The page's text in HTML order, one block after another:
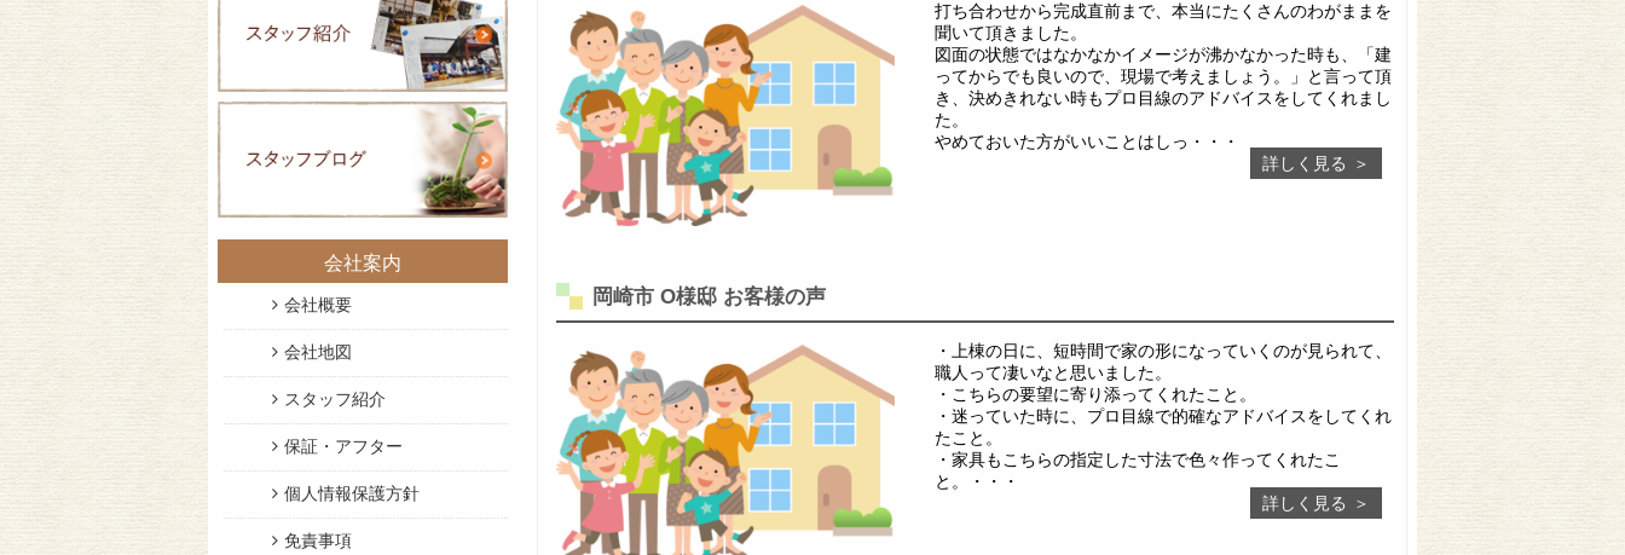
打ち合わせから完成直前まで、本当にたくさんのわがままを
聞いて頂きました。
図面の状態ではなかなかイメージが沸かなかった時も、「建
ってからでも良いので、現場で考えましょう。」と言って頂
き、決めきれない時もプロ目線のアドバイスをしてくれまし
た。
やめておいた方がいいことはしっ・・・
詳しく見る
岡崎市 O様邸 お客様の声
・上棟の日に、短時間で家の形になっていくのが見られて、
職人って凄いなと思いました。
・こちらの要望に寄り添ってくれたこと。
・迷っていた時に、プロ目線で的確なアドバイスをしてくれ
たこと。
・家具もこちらの指定した寸法で色々作ってくれたこ
と。・・・
詳しく見る
会社案内
会社概要
会社地図
スタッフ紹介
保証・アフター
個人情報保護方針
免責事項